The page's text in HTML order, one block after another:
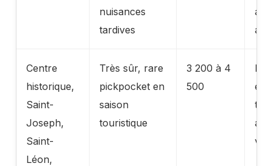
nuisances
tardives
Centre
historique,
Saint-
Joseph,
Saint-
Léon,
Très sûr, rare
pickpocket en
saison
touristique
3 200 à 4
500